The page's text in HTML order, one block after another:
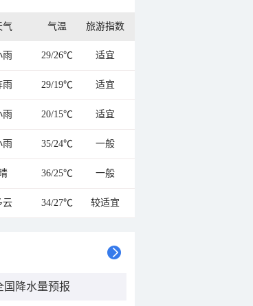
气 气温 旅游指数
雨 29/26℃ 适宜
雨 29/19℃ 适宜
雨 20/15℃ 适宜
雨 35/24℃ 一般
晴 36/25℃ 一般
云 34/27℃ 较适宜
国降水量预报